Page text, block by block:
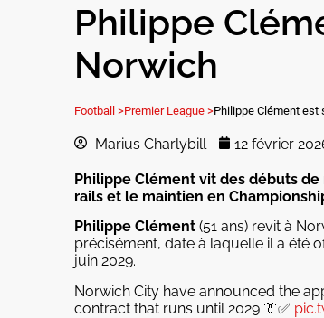
Philippe
Norwich
Football >Premier League >Philippe Clément est
Marius Charlybill 12 février
Philippe Clément vit des débuts de
rails et le maintien en
Philippe Clément (51 ans) revit à
précisément, date à laquelle il a été
juin 2029.
Norwich City have announced the
contract that runs until 2029 👔✅